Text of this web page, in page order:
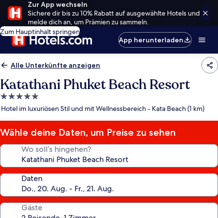
Zur App wechseln
Sichere dir bis zu 10% Rabatt auf ausgewählte Hotels und
melde dich an, um Prämien zu sammeln.
Zum Hauptinhalt springen
App herunterladen
Alle Unterkünfte anzeigen
Katathani Phuket Beach Resort
5.0-
Sterne-
Hotel im luxuriösen Stil und mit Wellnessbereich - Kata Beach (1 km)
Wähle deine Daten, um Preise zu sehen
Wo soll’s hingehen?
Daten
Gäste